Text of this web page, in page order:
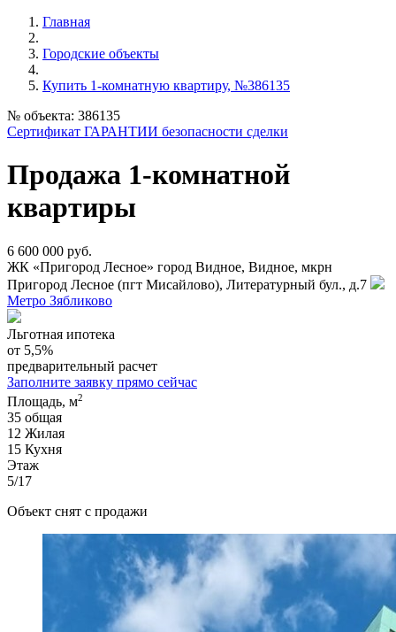
Главная
Городские объекты
Купить 1-комнатную квартиру, №386135
№ объекта: 386135
Сертификат ГАРАНТИИ безопасности сделки
Продажа 1-комнатной
квартиры
6 600 000 руб.
ЖК «Пригород Лесное» город Видное, Видное, мкрн
Пригород Лесное (пгт Мисайлово), Литературный бул., д.7
Метро Зябликово
Льготная ипотека
от 5,5%
предварительный расчет
Заполните заявку прямо сейчас
Площадь, м2
35 общая
12 Жилая
15 Кухня
Этаж
5/17
Объект снят с продажи